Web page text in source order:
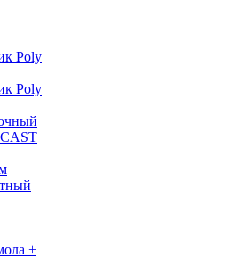
Poly
Poly
+